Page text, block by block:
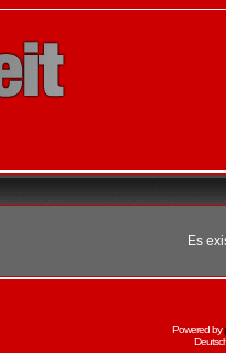
Es
Powered by